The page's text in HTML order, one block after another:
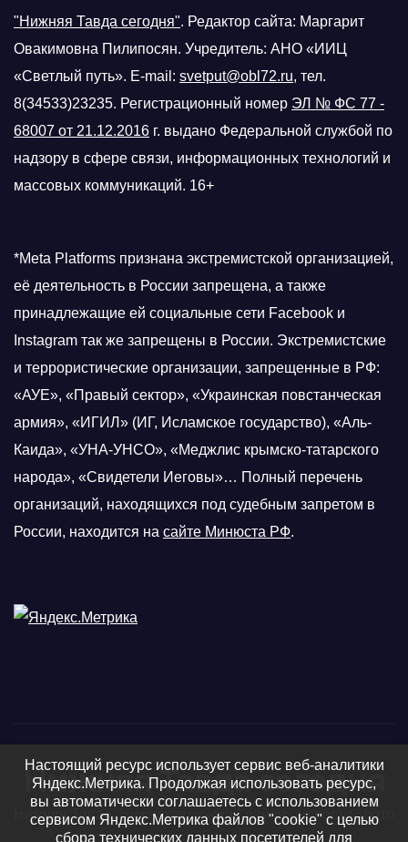
"Нижняя Тавда сегодня". Редактор сайта: Маргарит
Овакимовна Пилипосян. Учредитель: АНО «ИИЦ
«Светлый путь». E-mail: svetput@obl72.ru, тел.
8(34533)23235. Регистрационный номер ЭЛ № ФС 77 -
68007 от 21.12.2016 г. выдано Федеральной службой по
надзору в сфере связи, информационных технологий и
массовых коммуникаций. 16+
*Meta Platforms признана экстремистской организацией,
её деятельность в России запрещена, а также
принадлежащие ей социальные сети Facebook и
Instagram так же запрещены в России. Экстремистские
и террористические организации, запрещенные в РФ:
«АУЕ», «Правый сектор», «Украинская повстанческая
армия», «ИГИЛ» (ИГ, Исламское государство), «Аль-
Каида», «УНА-УНСО», «Меджлис крымско-татарского
народа», «Свидетели Иеговы»… Полный перечень
организаций, находящихся под судебным запретом в
России, находится на сайте Минюста РФ.
Нижняя Тавда сегодня
Нижняя Тавда, Нижнетавдинский район - новости, фото
Настоящий ресурс использует сервис веб-аналитики
Яндекс.Метрика. Продолжая использовать ресурс,
вы автоматически соглашаетесь с использованием
сервисом Яндекс.Метрика файлов "cookie" с целью
сбора технических данных посетителей для